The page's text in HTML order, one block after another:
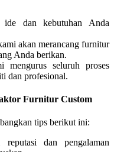
dan kebutuhan Anda
akan merancang furnitur
Anda berikan.
mengurus seluruh proses
dan profesional.
Furnitur Custom
tips berikut ini:
dan pengalaman